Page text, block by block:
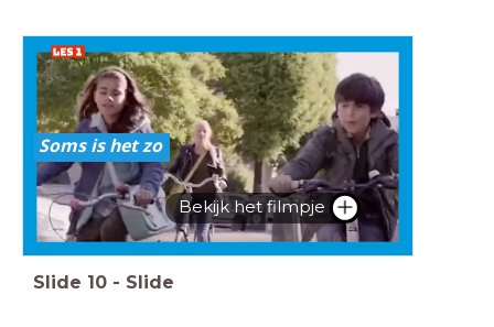
Soms is het zo
Bekijk het filmpje
Slide 10 - Slide